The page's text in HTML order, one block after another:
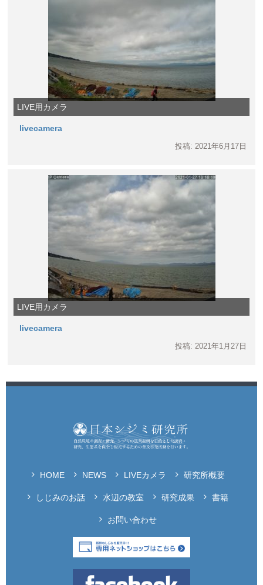
LIVE用カメラ
livecamera
投稿: 2021年6月17日
LIVE用カメラ
livecamera
投稿: 2021年1月27日
HOME NEWS LIVEカメラ 研究所概要
しじみのお話 水辺の教室 研究成果 書籍
お問い合わせ